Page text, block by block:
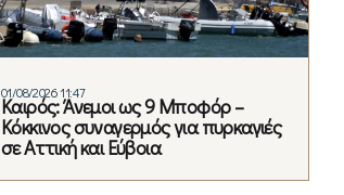
01/08/2026 11:47
Καιρός: Άνεμοι ως 9 Μποφόρ –
Κόκκινος συναγερμός για πυρκαγιές
σε Αττική και Εύβοια